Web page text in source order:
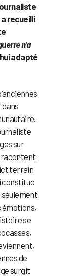
recueilli
n’a
adapté
sur
racontent
terrain
constitue
seulement
émotions,
se
de
surgit